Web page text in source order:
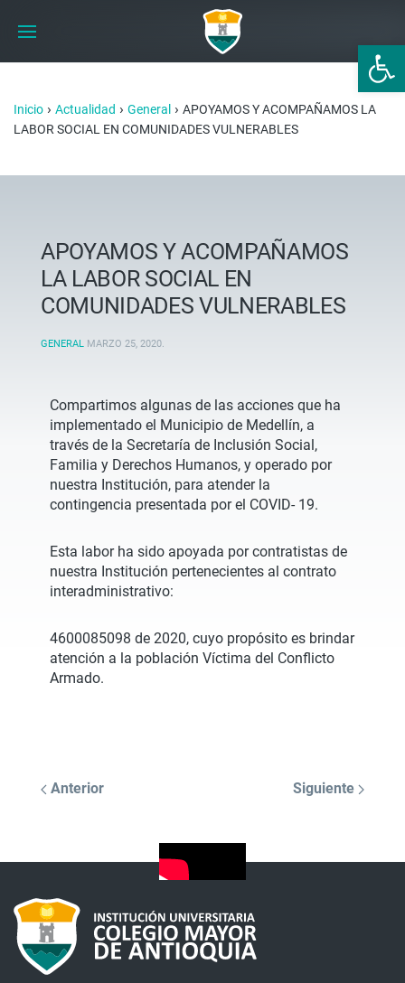
Abrir
Inicio › Actualidad › General › APOYAMOS Y ACOMPAÑAMOS LA
LABOR SOCIAL EN COMUNIDADES VULNERABLES
APOYAMOS Y ACOMPAÑAMOS
LA LABOR SOCIAL EN
COMUNIDADES VULNERABLES
GENERAL MARZO 25, 2020.
Compartimos algunas de las acciones que ha
implementado el Municipio de Medellín, a
través de la Secretaría de Inclusión Social,
Familia y Derechos Humanos, y operado por
nuestra Institución, para atender la
contingencia presentada por el COVID- 19.
Esta labor ha sido apoyada por contratistas de
nuestra Institución pertenecientes al contrato
interadministrativo:
4600085098 de 2020, cuyo propósito es brindar
atención a la población Víctima del Conflicto
Armado.
Anterior Siguiente